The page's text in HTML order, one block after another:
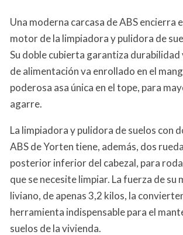
Una moderna carcasa de ABS encierra
motor de la limpiadora y pulidora de
Su doble cubierta garantiza durabilidad
de alimentación va enrollado en el
poderosa asa única en el tope, para
agarre.
La limpiadora y pulidora de suelos con
ABS de Yorten tiene, además, dos
posterior inferior del cabezal, para
que se necesite limpiar. La fuerza de su
liviano, de apenas 3,2 kilos, la
herramienta indispensable para el
suelos de la vivienda.